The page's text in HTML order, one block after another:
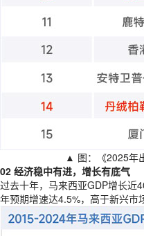
▲ 图：《2025年
02 经济稳中有进，增长有底气
过去十年，马来西亚GDP增长近
年预期增速达4.5%，高于新兴市